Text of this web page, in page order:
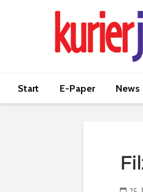
Start E-Paper News